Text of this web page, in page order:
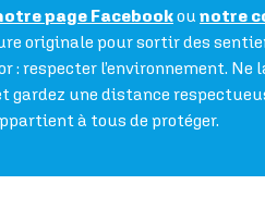
page Facebookou notre
originale pour sortir des
: respecter l’environnement.
gardez une distance
à tous de protéger.